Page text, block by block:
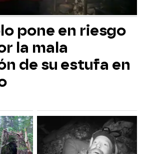
pone en riesgo
la mala
de su estufa en